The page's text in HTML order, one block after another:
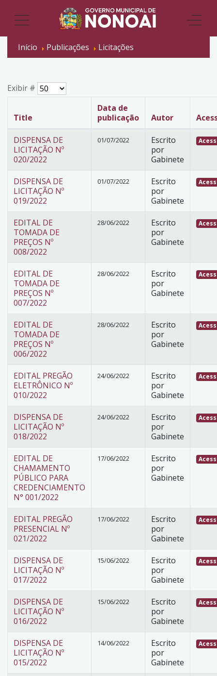
Início Publicações Licitações
Exibir #
Title
Data de
publicação
Autor
DISPENSA DE
LICITAÇÃO Nº
020/2022
01/07/2022
Escrito
por
Gabinete
DISPENSA DE
LICITAÇÃO Nº
019/2022
01/07/2022
Escrito
por
Gabinete
EDITAL DE
TOMADA DE
PREÇOS Nº
008/2022
28/06/2022
Escrito
por
Gabinete
EDITAL DE
TOMADA DE
PREÇOS Nº
007/2022
28/06/2022
Escrito
por
Gabinete
EDITAL DE
TOMADA DE
PREÇOS Nº
006/2022
28/06/2022
Escrito
por
Gabinete
EDITAL PREGÃO
ELETRÔNICO Nº
010/2022
24/06/2022
Escrito
por
Gabinete
DISPENSA DE
LICITAÇÃO Nº
018/2022
24/06/2022
Escrito
por
Gabinete
EDITAL DE
CHAMAMENTO
PÚBLICO PARA
CREDENCIAMENTO
N° 001/2022
17/06/2022
Escrito
por
Gabinete
EDITAL PREGÃO
PRESENCIAL Nº
021/2022
17/06/2022
Escrito
por
Gabinete
DISPENSA DE
LICITAÇÃO Nº
017/2022
15/06/2022
Escrito
por
Gabinete
DISPENSA DE
LICITAÇÃO Nº
016/2022
15/06/2022
Escrito
por
Gabinete
DISPENSA DE
LICITAÇÃO Nº
015/2022
14/06/2022
Escrito
por
Gabinete